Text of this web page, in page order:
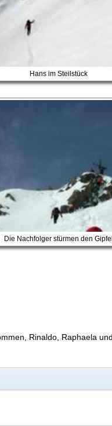
Hans im Steilstück
Die Nachfolger stürmen den Gipfel
Rinaldo, Raphaela